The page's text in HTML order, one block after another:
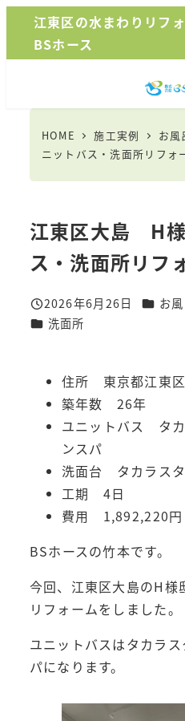
ン
江東区の水まわりリフ
BSホース
HOME 施工実例 お風
ニットバス・洗面所リフォ
江東区大島 H
ス・洗面所リフ
投稿日
2026年6月26日 カテゴ
お
カテゴリー
洗面所
住所 東京都江東
築年数 26年
ユニットバス タ
ンスパ
洗面台 タカラス
工期 4日
費用 1,892,220円
BSホースの竹本です。
今回、江東区大島のH様
リフォームをしました。
ユニットバスはタカラ
パになります。